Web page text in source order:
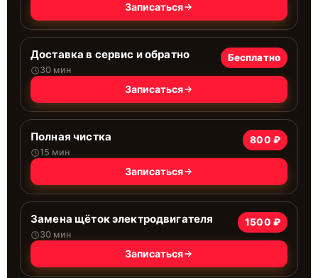
Записаться
Доставка в сервис и обратно
30 мин
Бесплатно
Записаться
Полная чистка
15 мин
800 ₽
Записаться
Замена щёток электродвигателя
30 мин
1500 ₽
Записаться